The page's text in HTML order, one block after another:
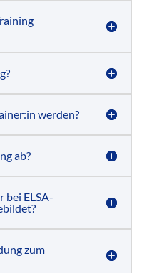
werden?
ab?
bei ELSA-
zum